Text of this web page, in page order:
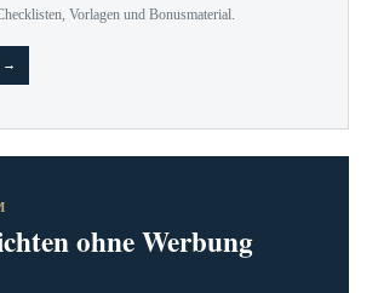
Vorlagen und Bonusmaterial.
→
ohne Werbung